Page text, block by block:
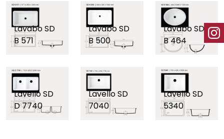
Lavabo SD
B 571
Lavabo SD
B 500
Lavabo SD
B 464
Lavello SD
D 7740
Lavello SD
7040
Lavello SD
5340